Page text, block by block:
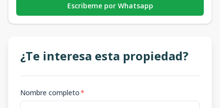
Escribeme por Whatsapp
¿Te interesa esta propiedad?
Nombre completo*